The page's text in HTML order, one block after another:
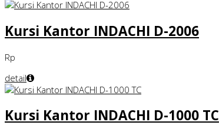
Kursi Kantor INDACHI D-2006
Rp
detail
Kursi Kantor INDACHI D-1000 TC